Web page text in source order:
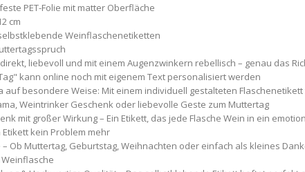
PET-Folie mit matter Oberfläche
cm
Weinflaschenetiketten
liebevoll und mit einem Augenzwinkern rebellisch – genau das
kann online noch mit eigenem Text personalisiert werden
auf besondere Weise: Mit einem individuell gestalteten
Weintrinker Geschenk oder liebevolle Geste zum Muttertag
mit großer Wirkung – Ein Etikett, das jede Flasche Wein in ein
kein Problem mehr
– Ob Muttertag, Geburtstag, Weihnachten oder einfach als kleines